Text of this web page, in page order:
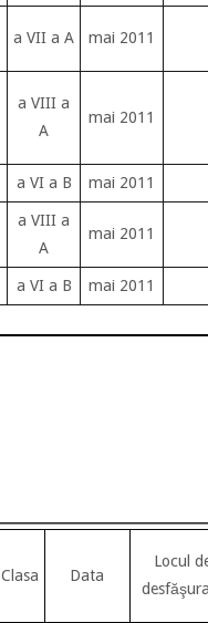
a VII a A mai 2011
a VIII a
A
mai 2011
a VI a B mai 2011
a VIII a
A
mai 2011
a VI a B mai 2011
Clasa Data
Locul